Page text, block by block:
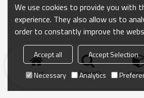
Inicio búsqueda
We use cookies to provide you with
experience. They also allow us to
order to constantly improve the
Accept all Accept Selection
Necessary
Analytics